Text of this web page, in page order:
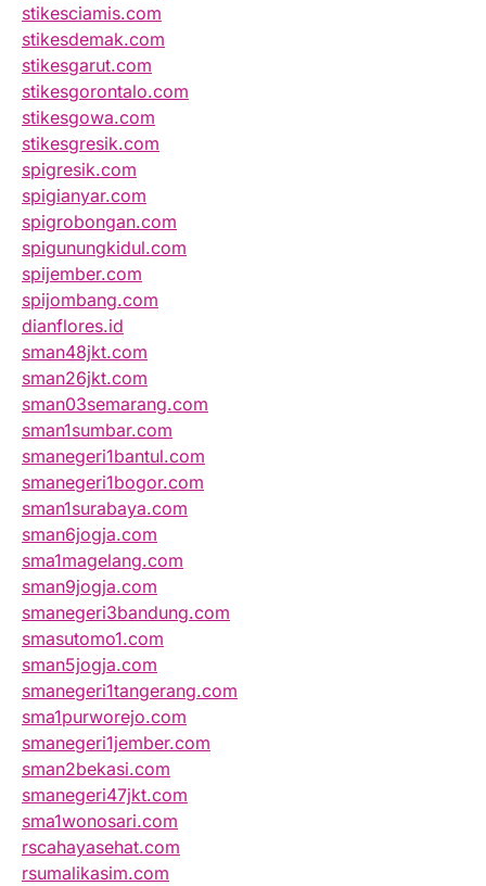
stikesciamis.com
stikesdemak.com
stikesgarut.com
stikesgorontalo.com
stikesgowa.com
stikesgresik.com
spigresik.com
spigianyar.com
spigrobongan.com
spigunungkidul.com
spijember.com
spijombang.com
dianflores.id
sman48jkt.com
sman26jkt.com
sman03semarang.com
sman1sumbar.com
smanegeri1bantul.com
smanegeri1bogor.com
sman1surabaya.com
sman6jogja.com
sma1magelang.com
sman9jogja.com
smanegeri3bandung.com
smasutomo1.com
sman5jogja.com
smanegeri1tangerang.com
sma1purworejo.com
smanegeri1jember.com
sman2bekasi.com
smanegeri47jkt.com
sma1wonosari.com
rscahayasehat.com
rsumalikasim.com